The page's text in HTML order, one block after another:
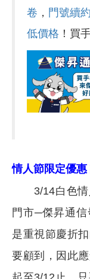
卷 ， 門號續約
低價格 ！買
情人節限定優
3/14白色
門市─傑昇通信
是重視節慶折
要顧到，因此